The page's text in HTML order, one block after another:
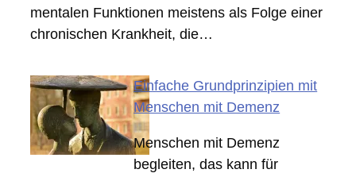
mentalen Funktionen meistens als Folge einer
chronischen Krankheit, die…
Einfache Grundprinzipien mit
Menschen mit Demenz
Menschen mit Demenz
begleiten, das kann für